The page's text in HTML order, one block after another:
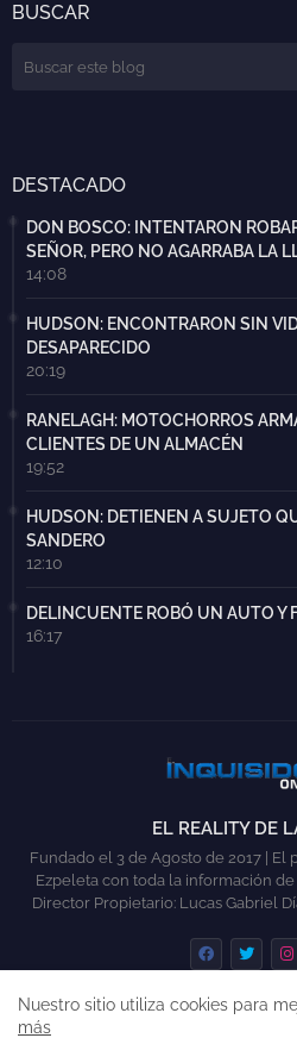
BUSCAR
DESTACADO
DON BOSCO: INTENTARON
SEÑOR, PERO NO AGARRABA LA
14:08
HUDSON: ENCONTRARON SIN
DESAPARECIDO
20:19
RANELAGH: MOTOCHORROS
CLIENTES DE UN ALMACÉN
19:52
HUDSON: DETIENEN A SUJETO
SANDERO
12:10
DELINCUENTE ROBÓ UN AUTO Y
16:17
EL REALITY DE
Fundado el 3 de Agosto de 2017 | El
Ezpeleta con toda la información de
Director Propietario: Lucas Gabriel
Nuestro sitio utiliza cookies para
más